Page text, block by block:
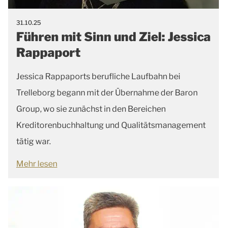
31.10.25
Führen mit Sinn und Ziel: Jessica
Rappaport
Jessica Rappaports berufliche Laufbahn bei
Trelleborg begann mit der Übernahme der Baron
Group, wo sie zunächst in den Bereichen
Kreditorenbuchhaltung und Qualitätsmanagement
tätig war.
Mehr lesen